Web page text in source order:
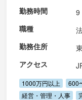
勤務時間
9
職種
勤務住所
アクセス
1000万円以上 600
経営・管理・人事